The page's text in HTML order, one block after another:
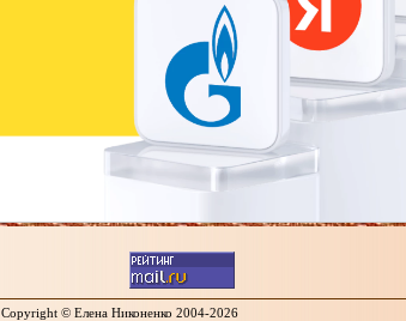
Copyright © Елена Никоненко 2004-2026